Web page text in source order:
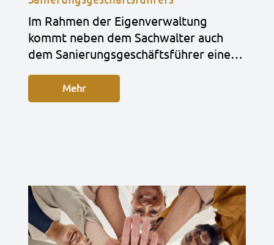
Im Rah­men der Eigen­ver­wal­tung
kommt neben dem Sach­wal­ter auch
dem Sanie­rungs­ge­schäfts­füh­rer eine…
Mehr